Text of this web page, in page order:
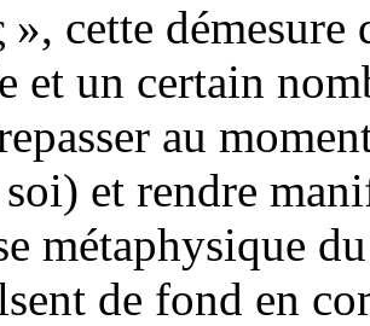
», cette
et un certain
au
et rendre
métaphysique
de fond en